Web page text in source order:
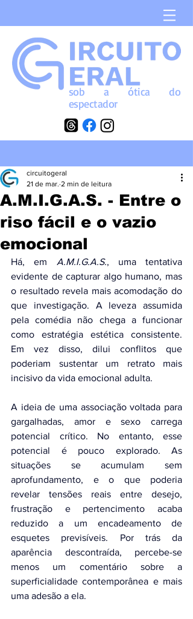
sob aóticado
espectador
A.M.I.G.A.S. - Entre o
riso fácil e o vazio
emocional
circuitogeral
21 de mar. 2 min de leitura
Há, em A.M.I.G.A.S., uma tentativa
evidente de capturar algo humano, mas
o resultado revela mais acomodação do
que investigação. A leveza assumida
pela comédia não chega a funcionar
como estratégia estética consistente.
Em vez disso, dilui conflitos que
poderiam sustentar um retrato mais
incisivo da vida emocional adulta.
A ideia de uma associação voltada para
gargalhadas, amor e sexo carrega
potencial crítico. No entanto, esse
potencial é pouco explorado. As
situações se acumulam sem
aprofundamento, e o que poderia
revelar tensões reais entre desejo,
frustração e pertencimento acaba
reduzido a um encadeamento de
esquetes previsíveis. Por trás da
aparência descontraída, percebe-se
menos um comentário sobre a
superficialidade contemporânea e mais
uma adesão a ela.